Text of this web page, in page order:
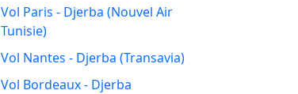
Vol Paris - Djerba (Nouvel Air
Tunisie)
Vol Nantes - Djerba (Transavia)
Vol Bordeaux - Djerba